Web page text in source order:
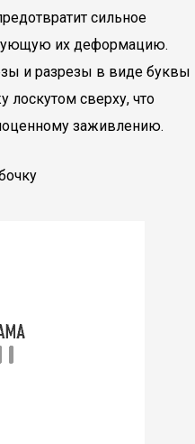
сильное
их деформацию.
и разрезы в виде буквы
лоскутом сверху, что
заживлению.